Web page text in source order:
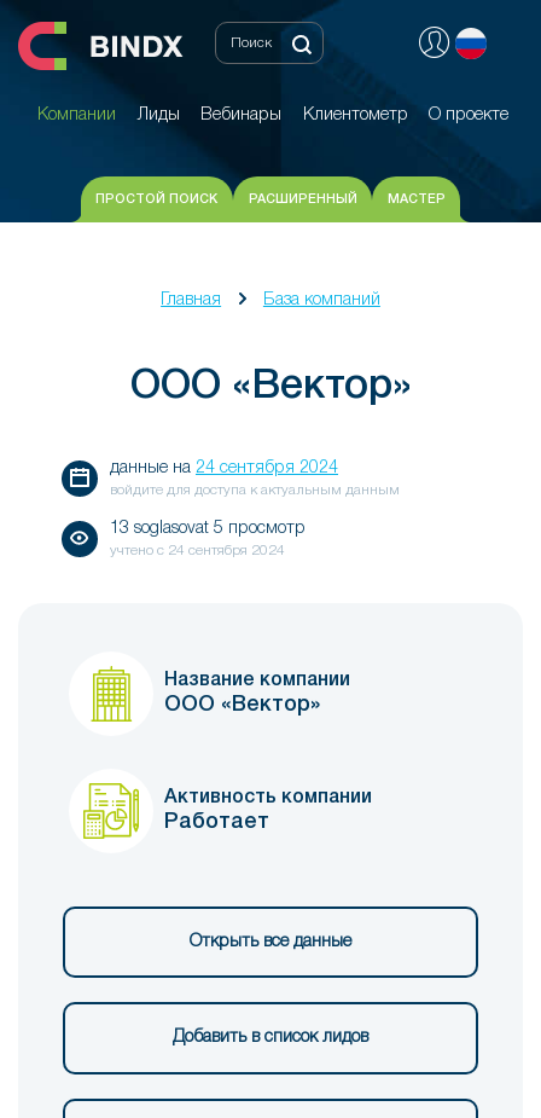
Компании Лиды Вебинары Клиентометр О проекте
Компании Лиды Вебинары Клиентометр О проекте
ПРОСТОЙ ПОИСК РАСШИРЕННЫЙ МАСТЕР
Главная База компаний
ООО «Вектор»
данные на 24 сентября 2024
войдите для доступа к актуальным данным
13 soglasovat 5 просмотр
учтено с 24 сентября 2024
Название компании
ООО «Вектор»
Активность компании
Работает
Открыть все данные
Добавить в список лидов